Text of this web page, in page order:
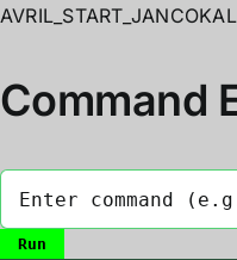
Command